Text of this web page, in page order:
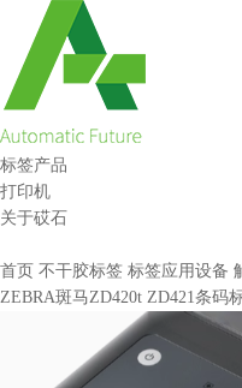
标签产品
打印机
关于砹石
首页 不干胶标签 标签应用设备
ZEBRA斑马ZD420t ZD421条码